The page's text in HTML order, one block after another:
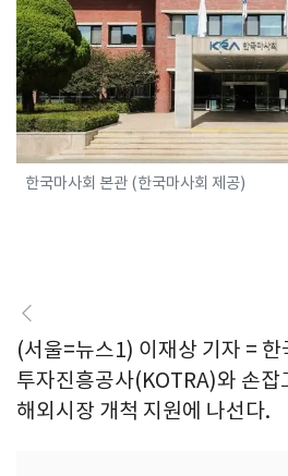
한국마사회 본관 (한국마사회 제공)
(서울=뉴스1) 이재상 기자 =
투자진흥공사(KOTRA)와 손잡
해외시장 개척 지원에 나선다.